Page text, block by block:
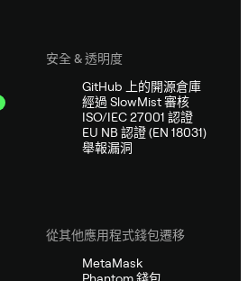
安全 & 透明度
GitHub 上的開源倉庫
經過 SlowMist 審核
ISO/IEC 27001 認證
EU NB 認證 (EN 18031)
舉報漏洞
從其他應用程式錢包遷移
MetaMask